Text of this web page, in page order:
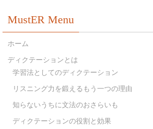
MustER Menu
ホーム
ディクテーションとは
学習法としてのディクテーション
リスニング力を鍛えるもう一つの理由
知らないうちに文法のおさらいも
ディクテーションの役割と効果